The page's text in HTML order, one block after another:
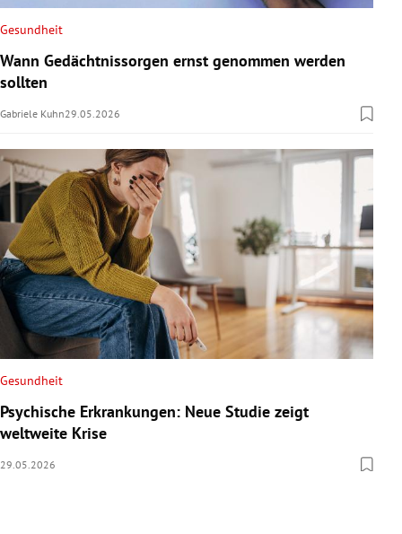
Gesundheit
Wann Gedächtnissorgen ernst genommen werden
sollten
Gabriele Kuhn29.05.2026
Gesundheit
Psychische Erkrankungen: Neue Studie zeigt
weltweite Krise
29.05.2026